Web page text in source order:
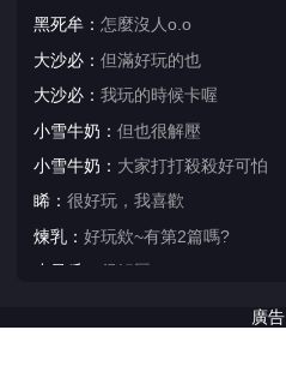
黑死牟： 怎麼沒人o.o
大沙必： 但滿好玩的也
大沙必： 我玩的時候卡喔
小雪牛奶： 但也很解壓
小雪牛奶： 大家打打殺殺好可怕
睎： 很好玩，我喜歡
煉乳： 好玩欸~有第2篇嗎?
小呆瓜：
很解壓
廣告